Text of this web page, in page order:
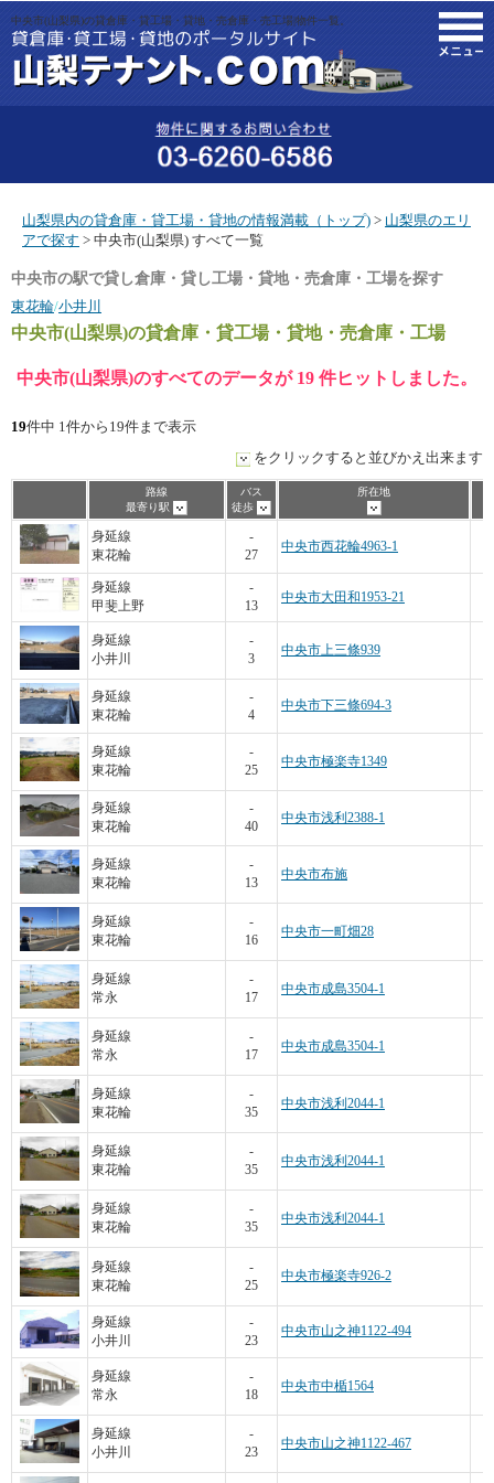
中央市(山梨県)の貸倉庫・貸工場・貸地・売倉庫・売工場|物件一覧。
山梨県内の貸倉庫・貸工場・貸地の情報満載（トップ) > 山梨県のエリ
アで探す > 中央市(山梨県) すべて一覧
中央市の駅で貸し倉庫・貸し工場・貸地・売倉庫・工場を探す
東花輪/小井川
中央市(山梨県)の貸倉庫・貸工場・貸地・売倉庫・工場
中央市(山梨県)のすべてのデータが 19 件ヒットしました。
19件中 1件から19件まで表示
をクリックすると並びかえ出来ます
路線
最寄り駅
バス
徒歩
所在地
身延線
東花輪
-
27
中央市西花輪4963-1
身延線
甲斐上野
-
13
中央市大田和1953-21
身延線
小井川
-
3
中央市上三條939
身延線
東花輪
-
4
中央市下三條694-3
身延線
東花輪
-
25
中央市極楽寺1349
身延線
東花輪
-
40
中央市浅利2388-1
身延線
東花輪
-
13
中央市布施
身延線
東花輪
-
16
中央市一町畑28
身延線
常永
-
17
中央市成島3504-1
身延線
常永
-
17
中央市成島3504-1
身延線
東花輪
-
35
中央市浅利2044-1
身延線
東花輪
-
35
中央市浅利2044-1
身延線
東花輪
-
35
中央市浅利2044-1
身延線
東花輪
-
25
中央市極楽寺926-2
身延線
小井川
-
23
中央市山之神1122-494
身延線
常永
-
18
中央市中楯1564
身延線
小井川
-
23
中央市山之神1122-467